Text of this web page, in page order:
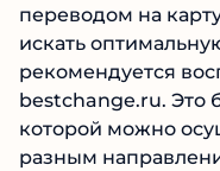
переводом на
искать
рекомендуется
bestchange.ru. Это
которой можно
разным